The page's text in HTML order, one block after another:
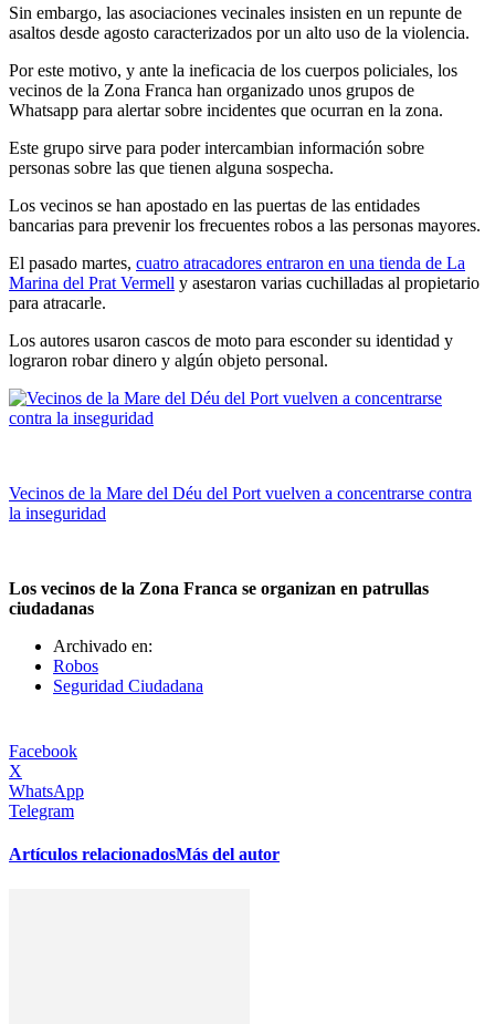
Sin embargo, las asociaciones vecinales insisten en un repunte de
asaltos desde agosto caracterizados por un alto uso de la violencia.
Por este motivo, y ante la ineficacia de los cuerpos policiales, los
vecinos de la Zona Franca han organizado unos grupos de
Whatsapp para alertar sobre incidentes que ocurran en la zona.
Este grupo sirve para poder intercambian información sobre
personas sobre las que tienen alguna sospecha.
Los vecinos se han apostado en las puertas de las entidades
bancarias para prevenir los frecuentes robos a las personas mayores.
El pasado martes, cuatro atracadores entraron en una tienda de La
Marina del Prat Vermell y asestaron varias cuchilladas al propietario
para atracarle.
Los autores usaron cascos de moto para esconder su identidad y
lograron robar dinero y algún objeto personal.
Vecinos de la Mare del Déu del Port vuelven a concentrarse contra
la inseguridad
Los vecinos de la Zona Franca se organizan en patrullas
ciudadanas
Archivado en:
Robos
Seguridad Ciudadana
Facebook
X
WhatsApp
Telegram
Artículos relacionadosMás del autor